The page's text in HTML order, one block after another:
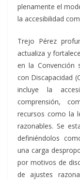
plenamente el
la accesibilidad
Trejo Pérez
actualiza y
en la Convención
con Discapacidad
incluye la
comprensión,
recursos como la
razonables. Se
definiéndolos
una carga
por motivos de
de ajustes